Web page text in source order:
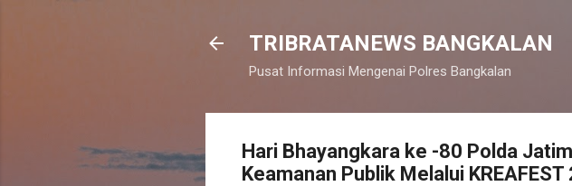
TRIBRATANEWS BANGKALAN
Pusat Informasi Mengenai Polres Bangkalan
Hari Bhayangkara ke -80 Polda
Keamanan Publik Melalui KREAFEST